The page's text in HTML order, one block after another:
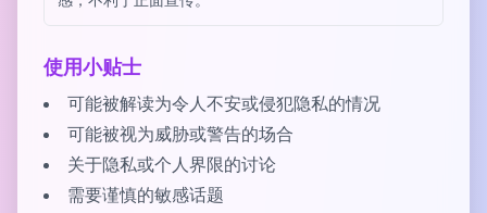
使用小贴士
可能被解读为令人不安或侵犯隐私的情况
可能被视为威胁或警告的场合
关于隐私或个人界限的讨论
需要谨慎的敏感话题